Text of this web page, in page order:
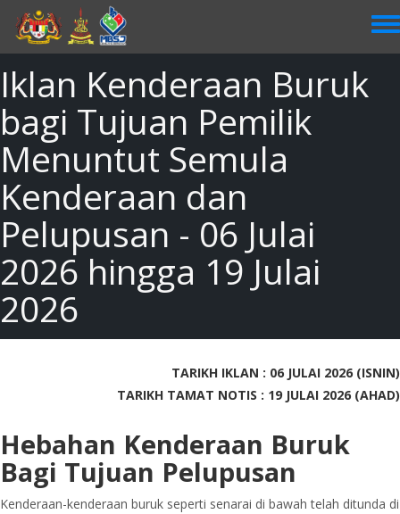
main
content
Iklan Kenderaan Buruk
bagi Tujuan Pemilik
Menuntut Semula
Kenderaan dan
Pelupusan - 06 Julai
2026 hingga 19 Julai
2026
TARIKH IKLAN : 06 JULAI 2026 (ISNIN)
TARIKH TAMAT NOTIS : 19 JULAI 2026 (AHAD)
Hebahan Kenderaan Buruk
Bagi Tujuan Pelupusan
Kenderaan-kenderaan buruk seperti senarai di bawah telah ditunda di